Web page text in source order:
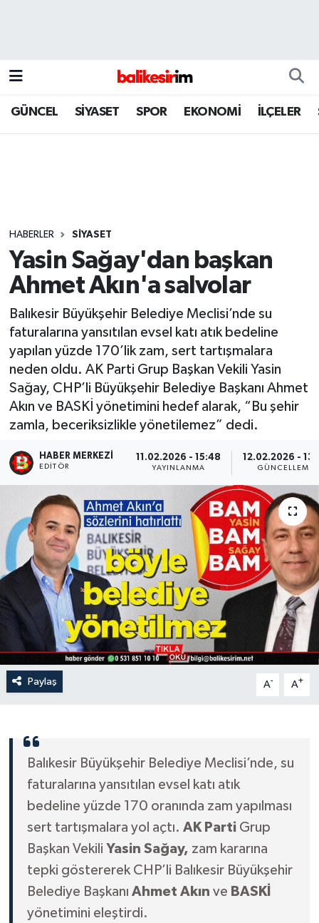
GÜNCEL SİYASET SPOR EKONOMİ İLÇELER
HABERLER SİYASET
Yasin Sağay'dan başkan
Ahmet Akın'a salvolar
Balıkesir Büyükşehir Belediye Meclisi’nde su
faturalarına yansıtılan evsel katı atık bedeline
yapılan yüzde 170’lik zam, sert tartışmalara
neden oldu. AK Parti Grup Başkan Vekili Yasin
Sağay, CHP’li Büyükşehir Belediye Başkanı Ahmet
Akın ve BASKİ yönetimini hedef alarak, “Bu şehir
zamla, beceriksizlikle yönetilemez” dedi.
HABER MERKEZI
EDITÖR
11.02.2026 - 15:48
YAYINLANMA
12.02.2026 -
GÜNCELLEME
Paylaş A- A+
Balıkesir Büyükşehir Belediye Meclisi’nde, su
faturalarına yansıtılan evsel katı atık
bedeline yüzde 170 oranında zam yapılması
sert tartışmalara yol açtı. AK Parti Grup
Başkan Vekili Yasin Sağay, zam kararına
tepki göstererek CHP’li Balıkesir Büyükşehir
Belediye Başkanı Ahmet Akın ve BASKİ
yönetimini eleştirdi.